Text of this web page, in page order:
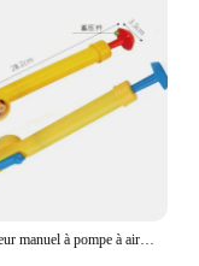
Pulvérisateur manuel à pompe à air haute pression, bouteille à clics réglables, tête de pulvérisation, buse Garde, une sélection aléatoire, bleu et rouge